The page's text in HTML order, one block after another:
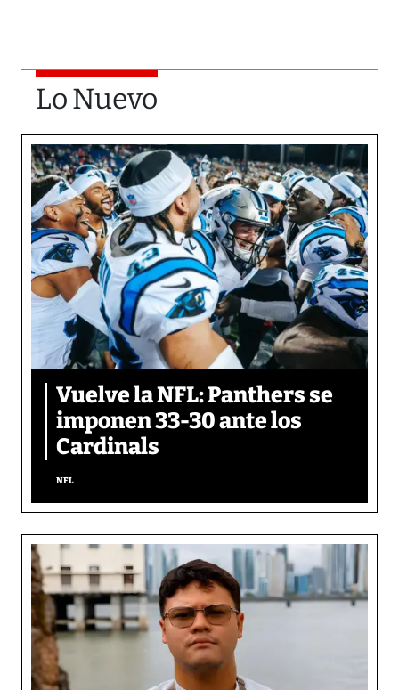
Lo Nuevo
Vuelve la NFL: Panthers se
imponen 33-30 ante los
Cardinals
NFL